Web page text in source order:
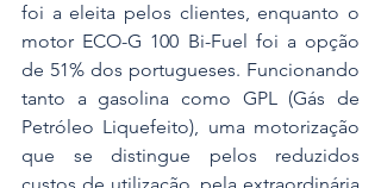
foi a eleita pelos clientes, enquanto o
motor ECO-G 100 Bi-Fuel foi a opção
de 51% dos portugueses. Funcionando
tanto a gasolina como GPL (Gás de
Petróleo Liquefeito), uma motorização
que se distingue pelos reduzidos